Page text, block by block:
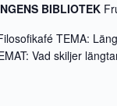
BIBLIOTEK
TEMA:
Vad skiljer